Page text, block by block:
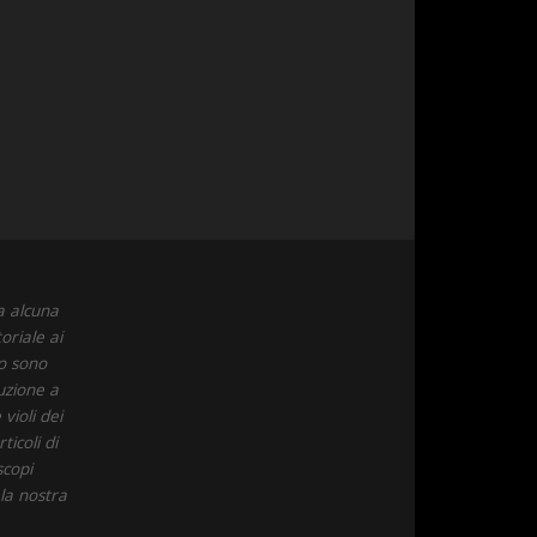
alcuna
ai
sono
a
violi dei
di
nostra